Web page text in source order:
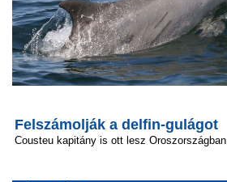
Felszámolják a delfin-gulágot
Cousteu kapitány is ott lesz Oroszországban